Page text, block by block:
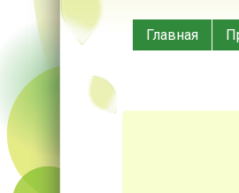
Меню
Наверх
Главная